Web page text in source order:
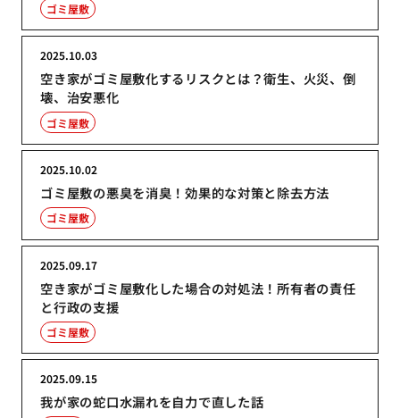
ゴミ屋敷
空き家がゴミ屋敷化するリスクとは？衛生、火災、倒
壊、治安悪化
2025.10.03
ゴミ屋敷
ゴミ屋敷の悪臭を消臭！効果的な対策と除去方法
2025.10.02
ゴミ屋敷
空き家がゴミ屋敷化した場合の対処法！所有者の責任
と行政の支援
2025.09.17
ゴミ屋敷
我が家の蛇口水漏れを自力で直した話
2025.09.15